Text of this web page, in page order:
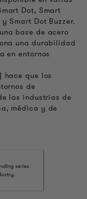
Dot, Smart
Smart Dot Buzzer.
base de acero
una durabilidad
en entornos
hace que los
de
las industrias de
médica y de